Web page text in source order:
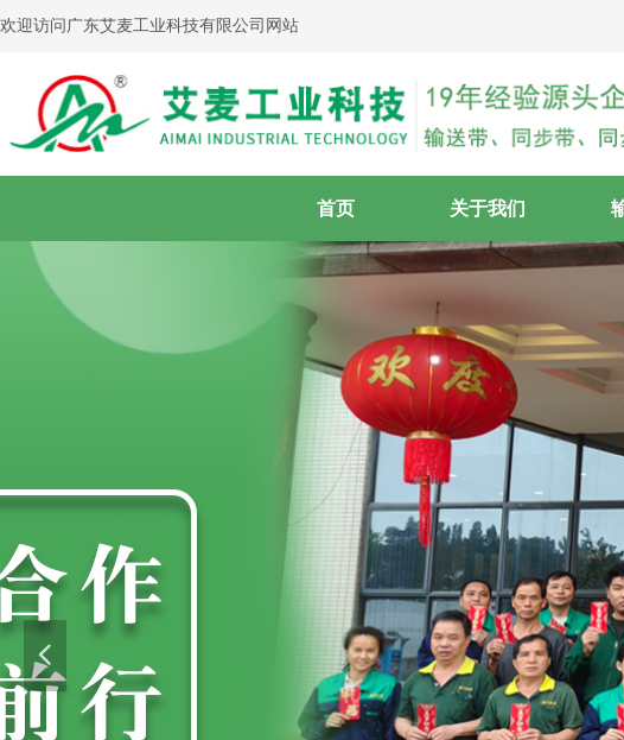
넳
首页 关于我们
欢迎访问广东艾麦工业科技有限公司网站